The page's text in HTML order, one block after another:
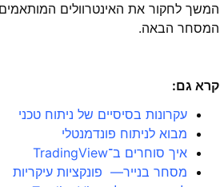
המשך לחקור את האינטרוולים המותאמים
המסחר הבאה.
קרא גם:
עקרונות בסיסיים של ניתוח טכני
מבוא לניתוח פונדמנטלי
איך סוחרים ב־TradingView
מסחר בנייר— פונקציות עיקריות